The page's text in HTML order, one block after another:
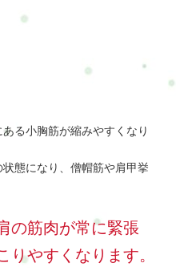
る小胸筋が縮みやすくなり
態になり、僧帽筋や肩甲挙
の筋肉が常に緊張
りやすくなります。